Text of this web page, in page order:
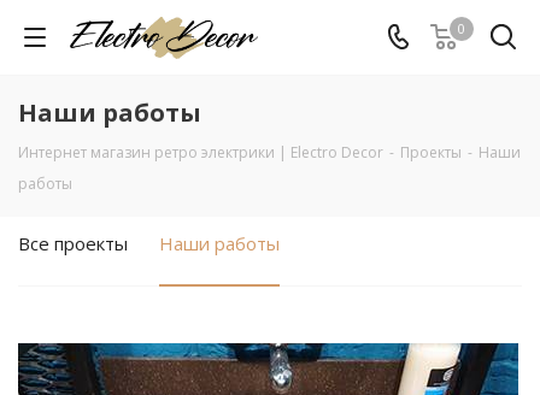
0
Наши работы
Интернет магазин ретро электрики | Electro Decor - Проекты - Наши
работы
Все проекты Наши работы